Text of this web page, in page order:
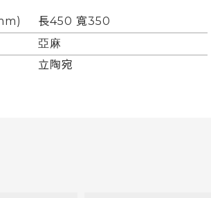
長450 寬350
亞麻
立陶宛